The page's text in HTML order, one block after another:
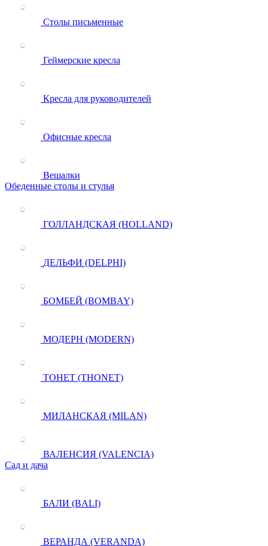
Столы письменные
Геймерские кресла
Кресла для руководителей
Офисные кресла
Вешалки
Обеденные столы и стулья
ГОЛЛАНДСКАЯ (HOLLAND)
ДЕЛЬФИ (DELPHI)
БОМБЕЙ (BOMBAY)
МОДЕРН (MODERN)
ТОНЕТ (THONET)
МИЛАНСКАЯ (MILAN)
ВАЛЕНСИЯ (VALENCIA)
Сад и дача
БАЛИ (BALI)
ВЕРАНДА (VERANDA)